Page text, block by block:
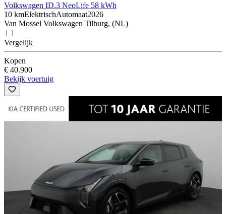
Volkswagen ID.3 NeoLife 58 kWh
10 kmElektrischAutomaat2026
Van Mossel Volkswagen Tilburg, (NL)
Vergelijk
Kopen
€ 40.900
Bekijk voertuig